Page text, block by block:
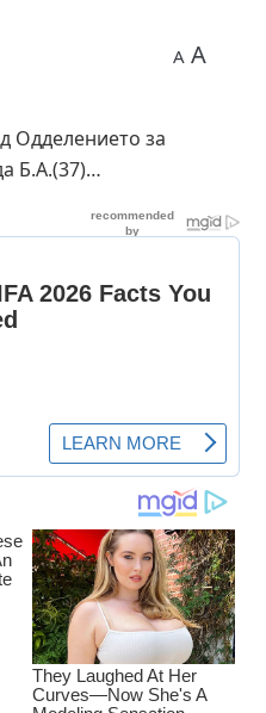
A A
Одделението за
Б.А.(37)…